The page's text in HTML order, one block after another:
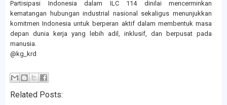
Partisipasi Indonesia dalam ILC 114 dinilai mencerminkan
kematangan hubungan industrial nasional sekaligus menunjukkan
komitmen Indonesia untuk berperan aktif dalam membentuk masa
depan dunia kerja yang lebih adil, inklusif, dan berpusat pada
manusia.
@kg_krd
Related Posts: